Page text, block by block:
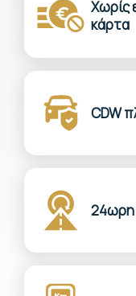
Χωρίς
κάρτα
CDW
24ωρη